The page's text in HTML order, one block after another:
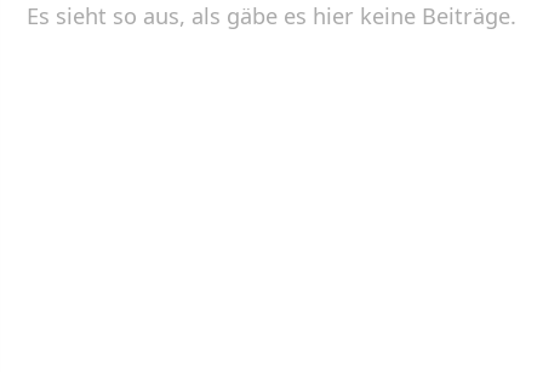
Es sieht so aus, als gäbe es hier keine Beiträge.